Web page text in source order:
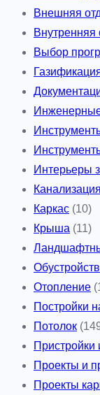
Внешняя
Внутренняя
Выбор
Интерьеры
Канализация
Каркас (10)
Крыша (11)
Отопление
Постройки
Потолок
Пристройки
Проекты и
Проекты